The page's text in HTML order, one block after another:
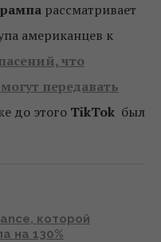
рассматривает
американцев к
что
передавать
до этого TikTok был
которой
на 130%